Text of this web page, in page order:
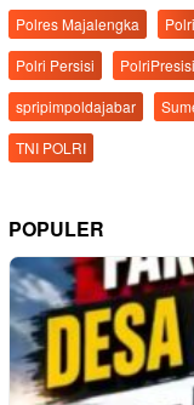
Polres Majalengka
Polri
Polri Persisi
PolriPresisi
spripimpoldajabar
TNI POLRI
POPULER